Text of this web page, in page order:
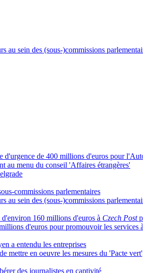
au sein des (sous-)commissions
d'urgence de 400 millions d'euros pour
au menu du conseil 'Affaires étrangères'
commissions parlementaires
au sein des (sous-)commissions
160 millions d'euros à Czech Post
d'euros pour promouvoir les services
a entendu les entreprises
en oeuvre les mesures du 'Pacte
des journalistes en captivité